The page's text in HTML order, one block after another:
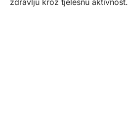
zdravlju kroz tjelesnu aktivnost.